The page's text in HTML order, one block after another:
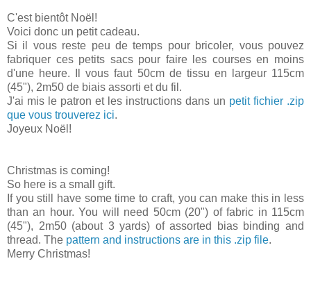
C'est bientôt Noël!
Voici donc un petit cadeau.
Si il vous reste peu de temps pour bricoler, vous pouvez
fabriquer ces petits sacs pour faire les courses en moins
d'une heure. Il vous faut 50cm de tissu en largeur 115cm
(45"), 2m50 de biais assorti et du fil.
J'ai mis le patron et les instructions dans un petit fichier .zip
que vous trouverez ici.
Joyeux Noël!
Christmas is coming!
So here is a small gift.
If you still have some time to craft, you can make this in less
than an hour. You will need 50cm (20") of fabric in 115cm
(45"), 2m50 (about 3 yards) of assorted bias binding and
thread. The pattern and instructions are in this .zip file.
Merry Christmas!